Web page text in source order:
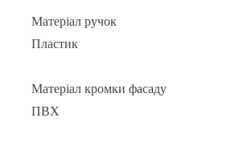
Матеріал ручок
Пластик
Матеріал кромки фасаду
ПВХ